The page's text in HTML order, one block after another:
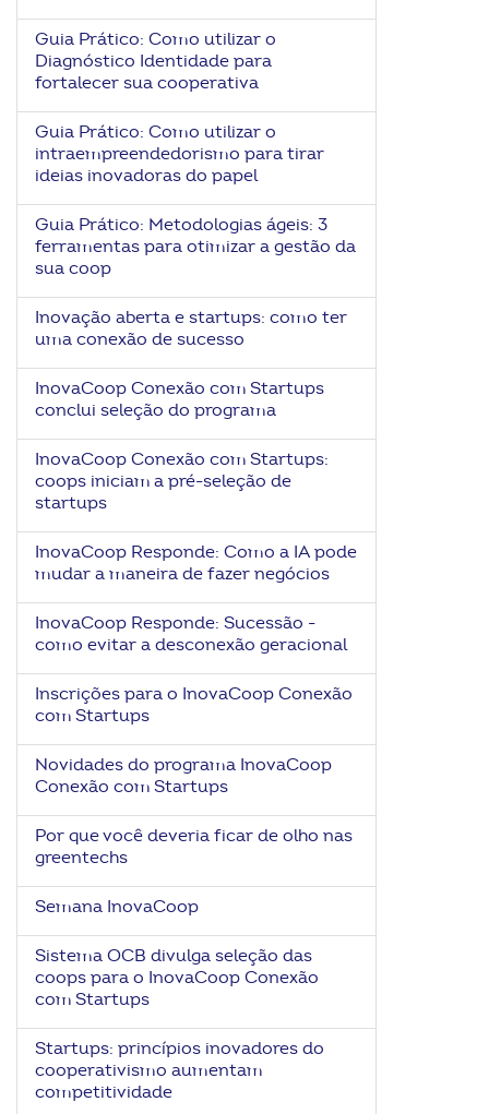
Guia Prático: Como utilizar o
Diagnóstico Identidade para
fortalecer sua cooperativa
Guia Prático: Como utilizar o
intraempreendedorismo para tirar
ideias inovadoras do papel
Guia Prático: Metodologias ágeis: 3
ferramentas para otimizar a gestão da
sua coop
Inovação aberta e startups: como ter
uma conexão de sucesso
InovaCoop Conexão com Startups
conclui seleção do programa
InovaCoop Conexão com Startups:
coops iniciam a pré-seleção de
startups
InovaCoop Responde: Como a IA pode
mudar a maneira de fazer negócios
InovaCoop Responde: Sucessão -
como evitar a desconexão geracional
Inscrições para o InovaCoop Conexão
com Startups
Novidades do programa InovaCoop
Conexão com Startups
Por que você deveria ficar de olho nas
greentechs
Semana InovaCoop
Sistema OCB divulga seleção das
coops para o InovaCoop Conexão
com Startups
Startups: princípios inovadores do
cooperativismo aumentam
competitividade